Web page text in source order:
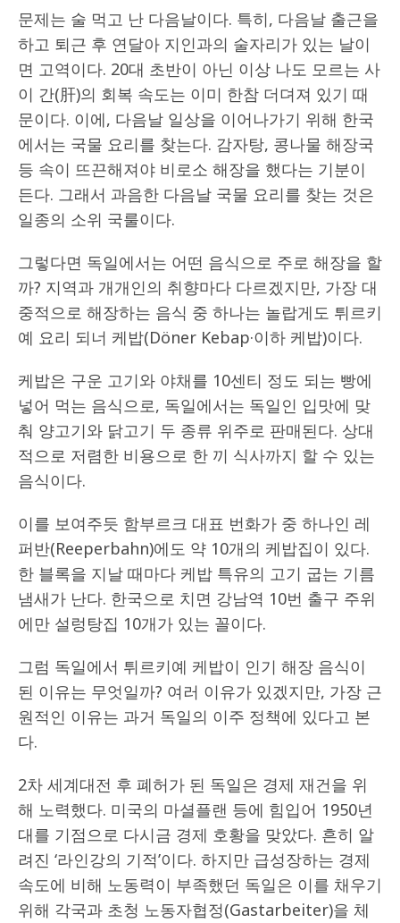
문제는 술 먹고 난 다음날이다. 특히, 다음날 출근을
하고 퇴근 후 연달아 지인과의 술자리가 있는 날이
면 고역이다. 20대 초반이 아닌 이상 나도 모르는 사
이 간(肝)의 회복 속도는 이미 한참 더뎌져 있기 때
문이다. 이에, 다음날 일상을 이어나가기 위해 한국
에서는 국물 요리를 찾는다. 감자탕, 콩나물 해장국
등 속이 뜨끈해져야 비로소 해장을 했다는 기분이
든다. 그래서 과음한 다음날 국물 요리를 찾는 것은
일종의 소위 국룰이다.
그렇다면 독일에서는 어떤 음식으로 주로 해장을 할
까? 지역과 개개인의 취향마다 다르겠지만, 가장 대
중적으로 해장하는 음식 중 하나는 놀랍게도 튀르키
예 요리 되너 케밥(Döner Kebap·이하 케밥)이다.
케밥은 구운 고기와 야채를 10센티 정도 되는 빵에
넣어 먹는 음식으로, 독일에서는 독일인 입맛에 맞
춰 양고기와 닭고기 두 종류 위주로 판매된다. 상대
적으로 저렴한 비용으로 한 끼 식사까지 할 수 있는
음식이다.
이를 보여주듯 함부르크 대표 번화가 중 하나인 레
퍼반(Reeperbahn)에도 약 10개의 케밥집이 있다.
한 블록을 지날 때마다 케밥 특유의 고기 굽는 기름
냄새가 난다. 한국으로 치면 강남역 10번 출구 주위
에만 설렁탕집 10개가 있는 꼴이다.
그럼 독일에서 튀르키예 케밥이 인기 해장 음식이
된 이유는 무엇일까? 여러 이유가 있겠지만, 가장 근
원적인 이유는 과거 독일의 이주 정책에 있다고 본
다.
2차 세계대전 후 폐허가 된 독일은 경제 재건을 위
해 노력했다. 미국의 마셜플랜 등에 힘입어 1950년
대를 기점으로 다시금 경제 호황을 맞았다. 흔히 알
려진 ‘라인강의 기적’이다. 하지만 급성장하는 경제
속도에 비해 노동력이 부족했던 독일은 이를 채우기
위해 각국과 초청 노동자협정(Gastarbeiter)을 체